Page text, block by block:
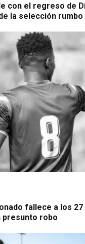
con el regreso de
la selección rumbo
fallece a los
presunto robo